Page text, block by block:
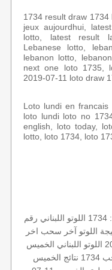
1734 result draw
jeux aujourdhui,
lotto, latest result
Lebanese lotto,
lebanon lotto,
next one loto 1735,
2019-07-11 loto draw
Loto lundi en francais
loto lundi loto no
english, loto today,
lotto, loto 1734, loto
اللوتو اللبناني رقم
اللوتو آخر سحب اخر
اللوتو اللبناني الخميس
نتائج الخميس